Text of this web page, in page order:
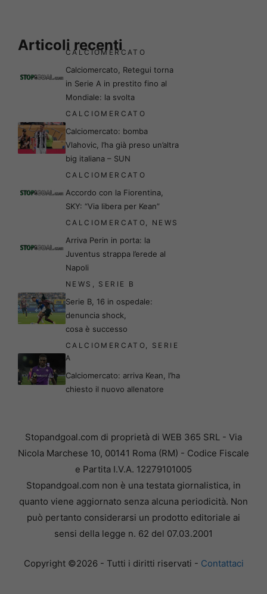
Articoli recenti
CALCIOMERCATO
Calciomercato, Retegui torna
in Serie A in prestito fino al
Mondiale: la svolta
CALCIOMERCATO
Calciomercato: bomba
Vlahovic, l’ha già preso un’altra
big italiana – SUN
CALCIOMERCATO
Accordo con la Fiorentina,
SKY: “Via libera per Kean”
CALCIOMERCATO, NEWS
Arriva Perin in porta: la
Juventus strappa l’erede al
Napoli
NEWS , SERIE B
Serie B, 16 in ospedale:
denuncia shock,
cosa è successo
CALCIOMERCATO, SERIE
A
Calciomercato: arriva Kean, l’ha
chiesto il nuovo allenatore
Stopandgoal.com di proprietà di WEB 365 SRL - Via
Nicola Marchese 10, 00141 Roma (RM) - Codice Fiscale
e Partita I.V.A. 12279101005
Stopandgoal.com non è una testata giornalistica, in
quanto viene aggiornato senza alcuna periodicità. Non
può pertanto considerarsi un prodotto editoriale ai
sensi della legge n. 62 del 07.03.2001
Copyright ©2026 - Tutti i diritti riservati - Contattaci